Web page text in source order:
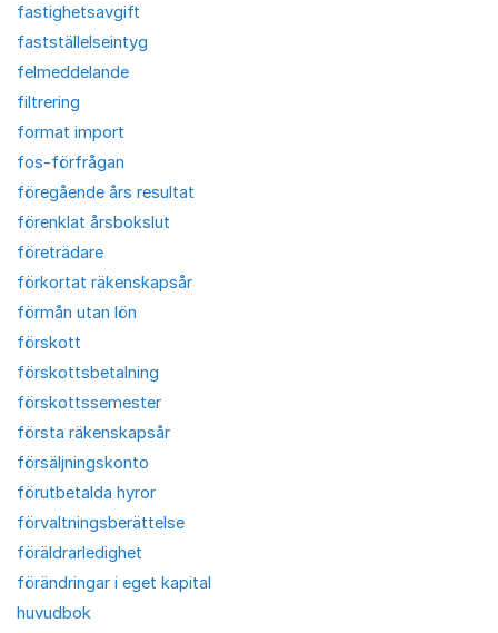
fastighetsavgift
fastställelseintyg
felmeddelande
filtrering
format import
fos-förfrågan
föregående års resultat
förenklat årsbokslut
företrädare
förkortat räkenskapsår
förmån utan lön
förskott
förskottsbetalning
förskottssemester
första räkenskapsår
försäljningskonto
förutbetalda hyror
förvaltningsberättelse
föräldrarledighet
förändringar i eget kapital
huvudbok